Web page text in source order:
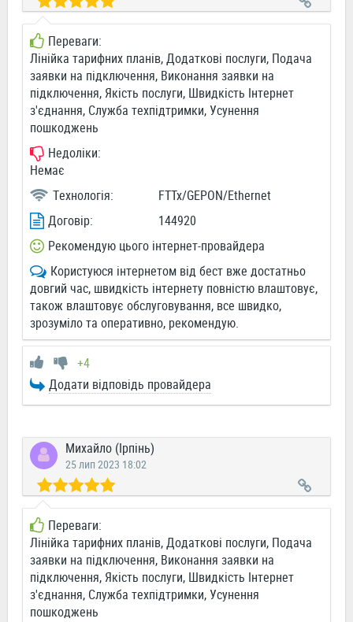
Переваги:
Лінійка тарифних планів, Додаткові послуги, Подача
заявки на підключення, Виконання заявки на
підключення, Якість послуги, Швидкість Інтернет
з'єднання, Служба техпідтримки, Усунення
пошкоджень
Недоліки:
Немає
Технологія:
FTTx/GEPON/Ethernet
Договір:
144920
Рекомендую цього інтернет-провайдера
Користуюся інтернетом від бест вже достатньо
довгий час, швидкість інтернету повністю влаштовує,
також влаштовує обслуговування, все швидко,
зрозуміло та оперативно, рекомендую.
+4
Додати відповідь провайдера
Михайло (Ірпінь)
25 лип 2023 18:02
Переваги:
Лінійка тарифних планів, Додаткові послуги, Подача
заявки на підключення, Виконання заявки на
підключення, Якість послуги, Швидкість Інтернет
з'єднання, Служба техпідтримки, Усунення
пошкоджень